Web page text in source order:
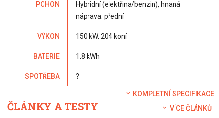
POHON
Hybridní (elektřina/benzin), hnaná
náprava: přední
VÝKON 150 kW, 204 koní
BATERIE 1,8 kWh
SPOTŘEBA ?
KOMPLETNÍ SPECIFIKACE
ČLÁNKY A TESTY VÍCE ČLÁNKŮ